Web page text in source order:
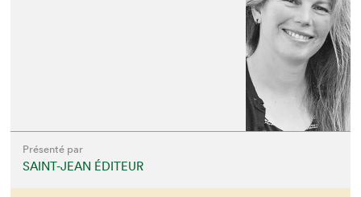
Présenté par
SAINT-JEAN ÉDITEUR